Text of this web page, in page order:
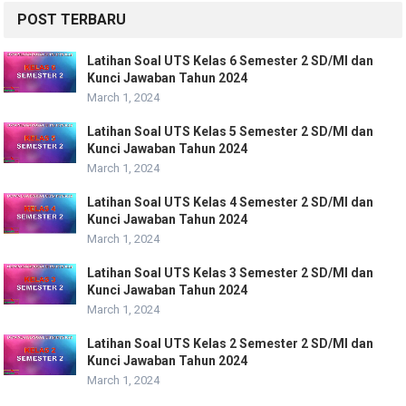
POST TERBARU
Latihan Soal UTS Kelas 6 Semester 2 SD/MI dan
Kunci Jawaban Tahun 2024
March 1, 2024
Latihan Soal UTS Kelas 5 Semester 2 SD/MI dan
Kunci Jawaban Tahun 2024
March 1, 2024
Latihan Soal UTS Kelas 4 Semester 2 SD/MI dan
Kunci Jawaban Tahun 2024
March 1, 2024
Latihan Soal UTS Kelas 3 Semester 2 SD/MI dan
Kunci Jawaban Tahun 2024
March 1, 2024
Latihan Soal UTS Kelas 2 Semester 2 SD/MI dan
Kunci Jawaban Tahun 2024
March 1, 2024